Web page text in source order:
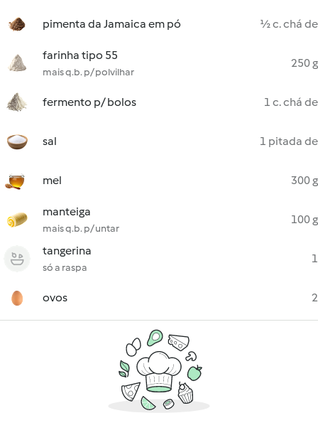
pimenta da Jamaica em pó ½ c. chá de
farinha tipo 55
mais q.b. p/ polvilhar
250 g
fermento p/ bolos 1 c. chá de
sal 1 pitada de
mel 300 g
manteiga
mais q.b. p/ untar
100 g
tangerina
só a raspa
1
ovos 2